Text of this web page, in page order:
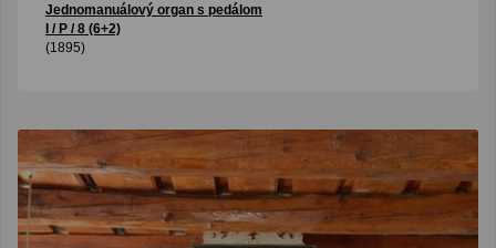
Jednomanuálový organ s pedálom
I / P / 8 (6+2)
(1895)